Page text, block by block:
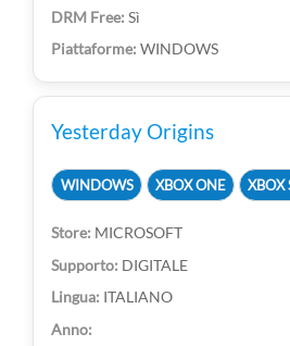
Sì
WINDOWS
Yesterday Origins
WINDOWS XBOX ONE XBOX
MICROSOFT
DIGITALE
ITALIANO